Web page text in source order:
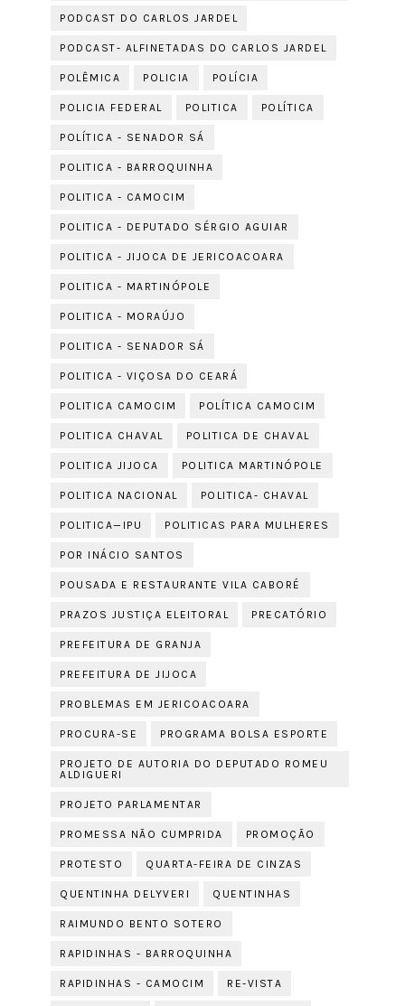
PODCAST DO CARLOS JARDEL
PODCAST- ALFINETADAS DO CARLOS JARDEL
POLÊMICA POLICIA POLÍCIA
POLICIA FEDERAL POLITICA POLÍTICA
POLÍTICA - SENADOR SÁ
POLITICA - BARROQUINHA
POLITICA - CAMOCIM
POLITICA - DEPUTADO SÉRGIO AGUIAR
POLITICA - JIJOCA DE JERICOACOARA
POLITICA - MARTINÓPOLE
POLITICA - MORAÚJO
POLITICA - SENADOR SÁ
POLITICA - VIÇOSA DO CEARÁ
POLITICA CAMOCIM POLÍTICA CAMOCIM
POLITICA CHAVAL POLITICA DE CHAVAL
POLITICA JIJOCA POLITICA MARTINÓPOLE
POLITICA NACIONAL POLITICA- CHAVAL
POLITICA—IPU POLITICAS PARA MULHERES
POR INÁCIO SANTOS
POUSADA E RESTAURANTE VILA CABORÉ
PRAZOS JUSTIÇA ELEITORAL PRECATÓRIO
PREFEITURA DE GRANJA
PREFEITURA DE JIJOCA
PROBLEMAS EM JERICOACOARA
PROCURA-SE PROGRAMA BOLSA ESPORTE
PROJETO DE AUTORIA DO DEPUTADO ROMEU
ALDIGUERI
PROJETO PARLAMENTAR
PROMESSA NÃO CUMPRIDA PROMOÇÃO
PROTESTO QUARTA-FEIRA DE CINZAS
QUENTINHA DELYVERI QUENTINHAS
RAIMUNDO BENTO SOTERO
RAPIDINHAS - BARROQUINHA
RAPIDINHAS - CAMOCIM RE-VISTA